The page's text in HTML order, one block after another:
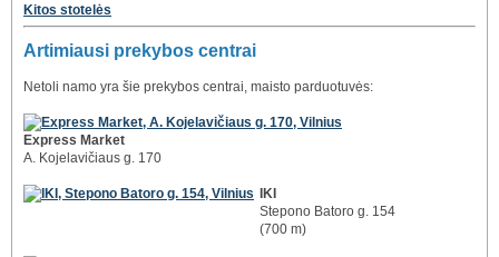
Kitos stotelės
Artimiausi prekybos centrai
Netoli namo yra šie prekybos centrai, maisto parduotuvės:
Express Market
A. Kojelavičiaus g. 170
IKI
Stepono Batoro g. 154
(700 m)